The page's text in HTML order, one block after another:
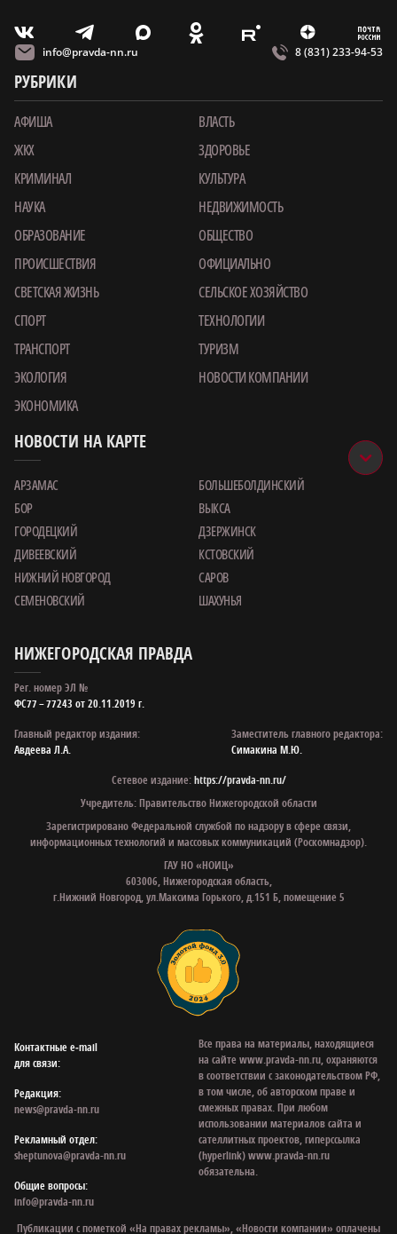
V T X O E Z m
info@pravda-nn.ru 8 (831) 233-94-53
РУБРИКИ
АФИША
ВЛАСТЬ
ЖКХ
ЗДОРОВЬЕ
КРИМИНАЛ
КУЛЬТУРА
НАУКА
НЕДВИЖИМОСТЬ
ОБРАЗОВАНИЕ
ОБЩЕСТВО
ПРОИСШЕСТВИЯ
ОФИЦИАЛЬНО
СВЕТСКАЯ ЖИЗНЬ
СЕЛЬСКОЕ ХОЗЯЙСТВО
СПОРТ
ТЕХНОЛОГИИ
ТРАНСПОРТ
ТУРИЗМ
ЭКОЛОГИЯ
НОВОСТИ КОМПАНИИ
ЭКОНОМИКА
НОВОСТИ НА КАРТЕ
АРЗАМАС
БОЛЬШЕБОЛДИНСКИЙ
БОР
ВЫКСА
ГОРОДЕЦКИЙ
ДЗЕРЖИНСК
ДИВЕЕВСКИЙ
КСТОВСКИЙ
НИЖНИЙ НОВГОРОД
САРОВ
СЕМЕНОВСКИЙ
ШАХУНЬЯ
НИЖЕГОРОДСКАЯ ПРАВДА
Рег. номер ЭЛ №
ФС77 – 77243 от 20.11.2019 г.
Главный редактор издания:
Авдеева Л.А.
Заместитель главного редактора:
Симакина М.Ю.
Сетевое издание:https://pravda-nn.ru/
Учредитель: Правительство Нижегородской области
Зарегистрировано Федеральной службой по надзору в сфере связи,
информационных технологий и массовых коммуникаций (Роскомнадзор).
ГАУ НО «НОИЦ»
603006, Нижегородская область,
г.Нижний Новгород, ул.Максима Горького, д.151 Б, помещение 5
Контактные e‑mail
для связи:
Редакция:
news@pravda-nn.ru
Рекламный отдел:
sheptunova@pravda-nn.ru
Общие вопросы:
info@pravda-nn.ru
Все права на материалы, находящиеся
на сайте www.pravda-nn.ru, охраняются
в соответствии с законодательством РФ,
в том числе, об авторском праве и
смежных правах. При любом
использовании материалов сайта и
сателлитных проектов, гиперссылка
(hyperlink) www.pravda-nn.ru
обязательна.
Публикации с пометкой «На правах рекламы», «Новости компании» оплачены